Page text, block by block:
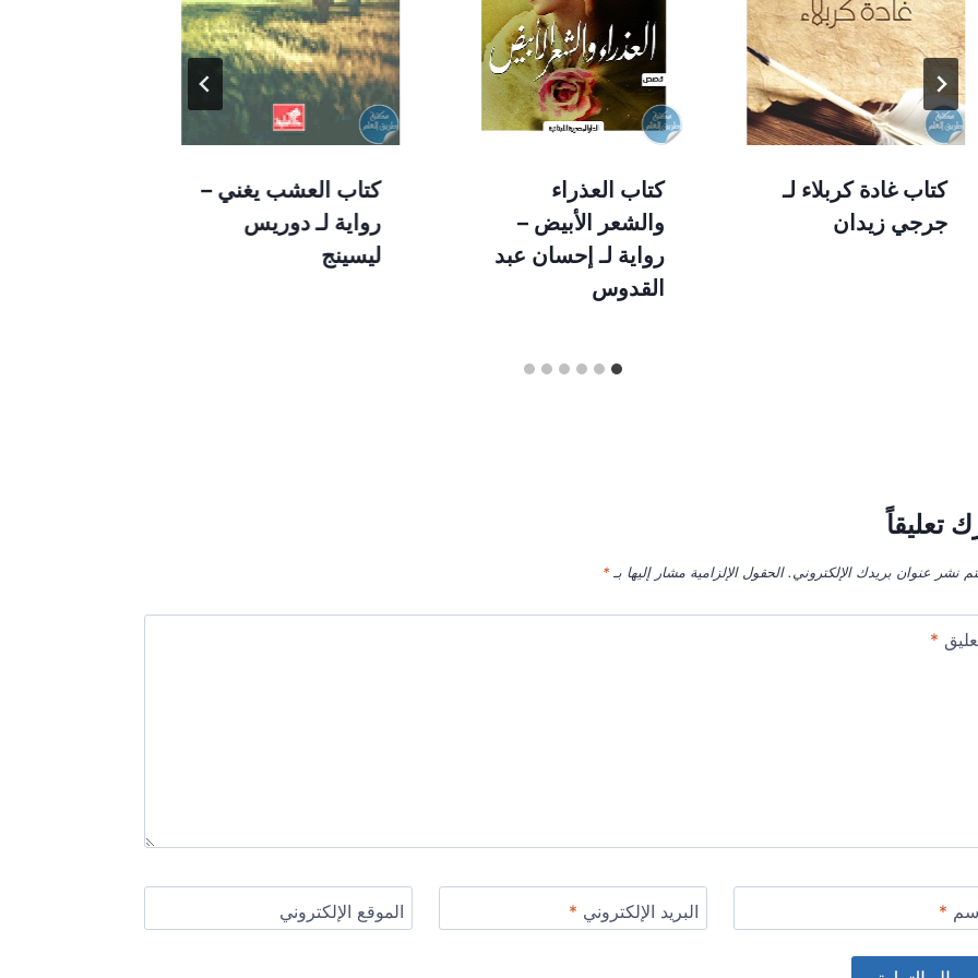
كتاب غادة كربلاء لـ
جرجي زيدان
كتاب العذراء
والشعر الأبيض –
رواية لـ إحسان عبد
القدوس
كتاب العشب يغني –
رواية لـ دوريس
ليسينج
تعليقاً
نشر عنوان بريدك الإلكتروني. الحقول الإلزامية مشار إليها بـ*
*
* البريد الإلكتروني * الموقع الإلكتروني